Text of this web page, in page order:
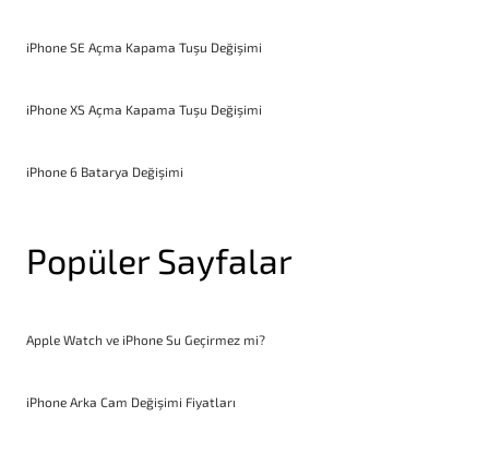
iPhone SE Açma Kapama Tuşu Değişimi
iPhone XS Açma Kapama Tuşu Değişimi
iPhone 6 Batarya Değişimi
Popüler Sayfalar
Apple Watch ve iPhone Su Geçirmez mi?
iPhone Arka Cam Değişimi Fiyatları